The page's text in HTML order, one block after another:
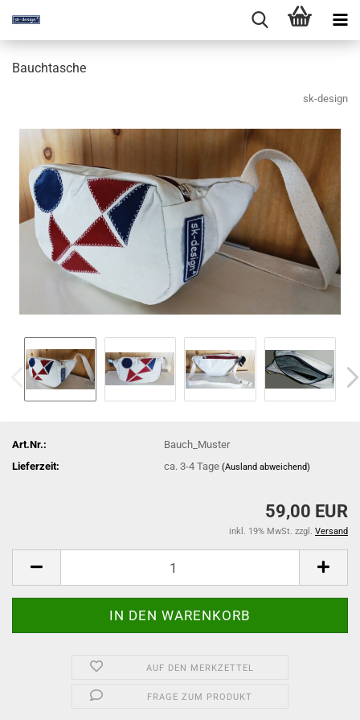
Bauchtasche
sk-design
Art.Nr.:
Bauch_Muster
Lieferzeit:
ca. 3-4 Tage(Ausland abweichend)
59,00 EUR
inkl. 19% MwSt. zzgl. Versand
AUF DEN MERKZETTEL
FRAGE ZUM PRODUKT